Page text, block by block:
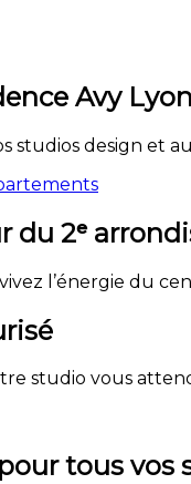
Avy Lyon
studios design et
du 2ᵉ
l’énergie du
studio vous
tous vos